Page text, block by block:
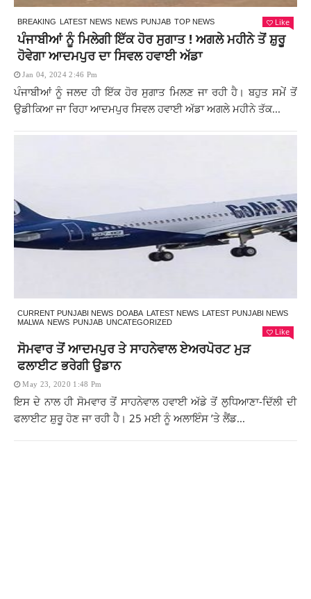
BREAKING LATEST NEWS NEWS PUNJAB TOP NEWS Like
ਪੰਜਾਬੀਆਂ ਨੂੰ ਮਿਲੇਗੀ ਇੱਕ ਹੋਰ ਸੁਗਾਤ ! ਅਗਲੇ ਮਹੀਨੇ ਤੋਂ ਸ਼ੁਰੂ
ਹੋਵੇਗਾ ਆਦਮਪੁਰ ਦਾ ਸਿਵਲ ਹਵਾਈ ਅੱਡਾ
Jan 04, 2024 2:46 Pm
ਪੰਜਾਬੀਆਂ ਨੂੰ ਜਲਦ ਹੀ ਇੱਕ ਹੋਰ ਸੁਗਾਤ ਮਿਲਣ ਜਾ ਰਹੀ ਹੈ। ਬਹੁਤ ਸਮੇਂ ਤੋਂ
ਉਡੀਕਿਆ ਜਾ ਰਿਹਾ ਆਦਮਪੁਰ ਸਿਵਲ ਹਵਾਈ ਅੱਡਾ ਅਗਲੇ ਮਹੀਨੇ ਤੱਕ...
CURRENT PUNJABI NEWS DOABA LATEST NEWS LATEST PUNJABI NEWS
MALWA NEWS PUNJAB UNCATEGORIZED
Like
ਸੋਮਵਾਰ ਤੋਂ ਆਦਮਪੁਰ ਤੇ ਸਾਹਨੇਵਾਲ ਏਅਰਪੋਰਟ ਮੁੜ
ਫਲਾਈਟ ਭਰੇਗੀ ਉਡਾਨ
May 23, 2020 1:48 Pm
ਇਸ ਦੇ ਨਾਲ ਹੀ ਸੋਮਵਾਰ ਤੋਂ ਸਾਹਨੇਵਾਲ ਹਵਾਈ ਅੱਡੇ ਤੋਂ ਲੁਧਿਆਣਾ-ਦਿੱਲੀ ਦੀ
ਫਲਾਈਟ ਸ਼ੁਰੂ ਹੋਣ ਜਾ ਰਹੀ ਹੈ। 25 ਮਈ ਨੂੰ ਅਲਾਇੰਸ ’ਤੇ ਲੈਂਡ...